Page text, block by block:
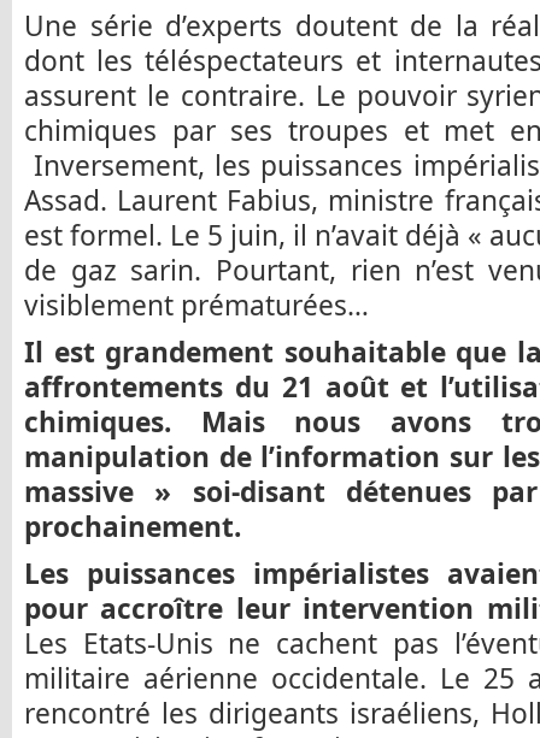
Une série d’experts doutent de la
dont les téléspectateurs et
assurent le contraire. Le pouvoir
chimiques par ses troupes et met
Inversement, les puissances
Assad. Laurent Fabius, ministre
est formel. Le 5 juin, il n’avait déjà «
de gaz sarin. Pourtant, rien n’est
visiblement prématurées…
Il est grandement souhaitable que
affrontements du 21 août et
chimiques. Mais nous avons
manipulation de l’information sur
massive » soi-disant détenues
prochainement.
Les puissances impérialistes
pour accroître leur intervention
Les Etats-Unis ne cachent pas
militaire aérienne occidentale. Le 25
rencontré les dirigeants israéliens,